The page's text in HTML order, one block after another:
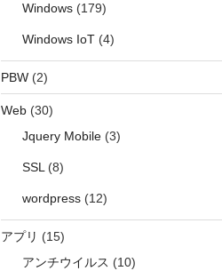
Windows(179)
Windows IoT(4)
PBW(2)
Web(30)
Jquery Mobile(3)
SSL(8)
wordpress(12)
アプリ (15)
アンチウイルス (10)